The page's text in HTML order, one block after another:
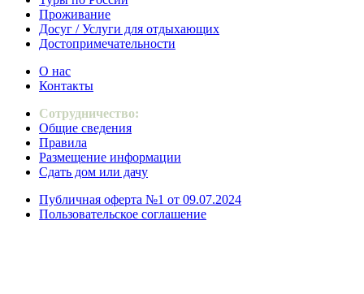
Проживание
Досуг / Услуги для отдыхающих
Достопримечательности
О нас
Контакты
Сотрудничество:
Общие сведения
Правила
Размещение информации
Сдать дом или дачу
Публичная оферта №1 от 09.07.2024
Пользовательское соглашение